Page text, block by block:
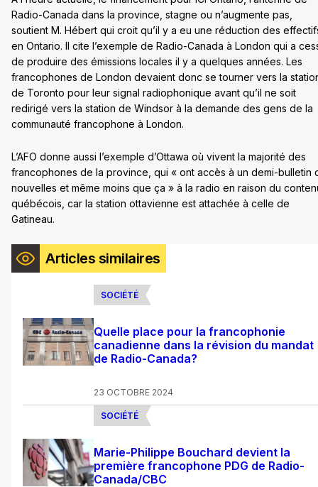
Radio-Canada dans la province, stagne ou n’augmente pas,
soutient M. Hébert qui croit qu’il y a eu une réduction des
en Ontario. Il cite l’exemple de Radio-Canada à London qui a
de produire des émissions locales il y a quelques années. Les
francophones de London devaient donc se tourner vers la
de Toronto pour leur signal radiophonique avant qu’il ne soit
redirigé vers la station de Windsor à la demande des gens de la
communauté francophone à London.
L’AFO donne aussi l’exemple d’Ottawa où vivent la majorité des
francophones de la province, qui « ont accès à un demi-bulletin
nouvelles et même moins que ça » à la radio en raison du
québécois, car la station ottavienne est attachée à celle de
Gatineau.
Articles similaires
SOCIÉTÉ
Quelle place pour la francophonie
canadienne dans la révision du mandat
de Radio-Canada?
23 OCTOBRE 2024
SOCIÉTÉ
Marie-Philippe Bouchard devient la
première francophone PDG de Radio-
Canada/CBC